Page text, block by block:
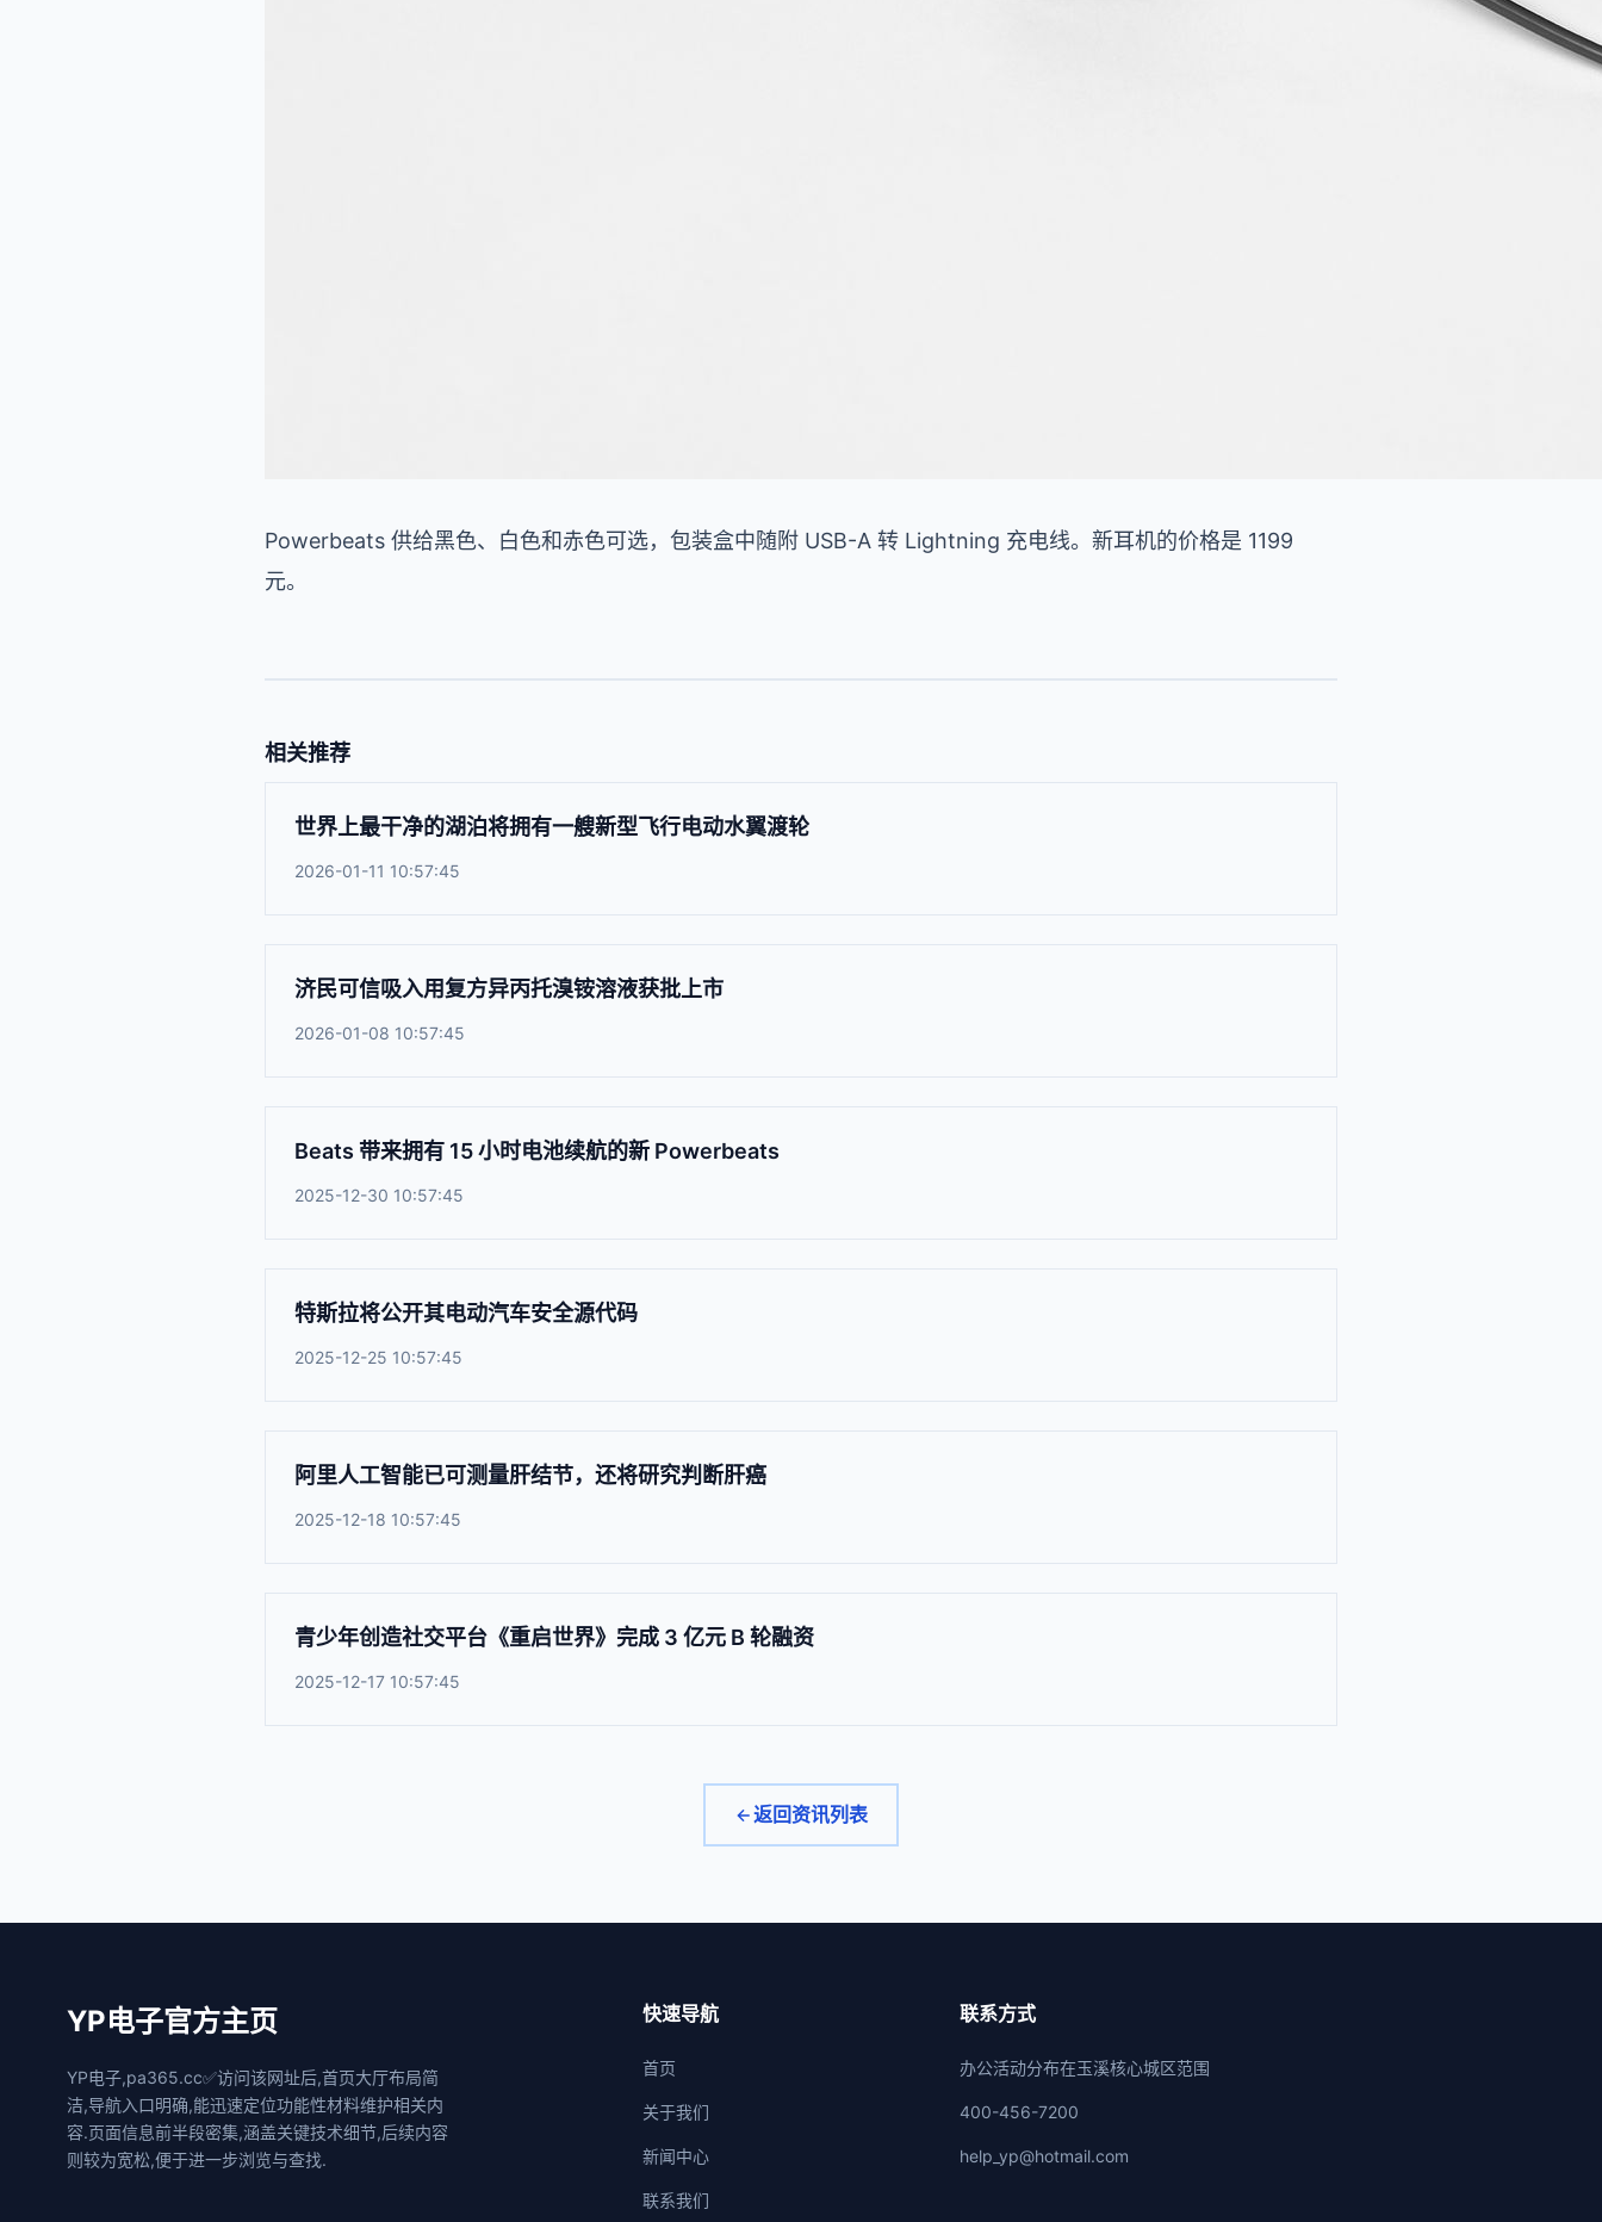
Powerbeats 供给黑色、白色和赤色可选，包装盒中随附 USB-A 转 Lightning 充电线。新耳机的价格是 1199
元。
相关推荐
世界上最干净的湖泊将拥有一艘新型飞行电动水翼渡轮
2026-01-11 10:57:45
济民可信吸入用复方异丙托溴铵溶液获批上市
2026-01-08 10:57:45
Beats 带来拥有 15 小时电池续航的新 Powerbeats
2025-12-30 10:57:45
特斯拉将公开其电动汽车安全源代码
2025-12-25 10:57:45
阿里人工智能已可测量肝结节，还将研究判断肝癌
2025-12-18 10:57:45
青少年创造社交平台《重启世界》完成 3 亿元 B 轮融资
2025-12-17 10:57:45
返回资讯列表
YP电子官方主页
YP电子,pa365.cc✅访问该网址后,首页大厅布局简
洁,导航入口明确,能迅速定位功能性材料维护相关内
容.页面信息前半段密集,涵盖关键技术细节,后续内容
则较为宽松,便于进一步浏览与查找.
快速导航
首页
关于我们
新闻中心
联系我们
联系方式
办公活动分布在玉溪核心城区范围
400-456-7200
help_yp@hotmail.com